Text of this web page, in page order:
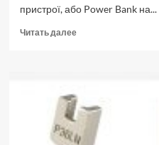
пристрої, або Power Bank на...
Читать далееПрочитать
використовувати
якісні
портативні
зарядні